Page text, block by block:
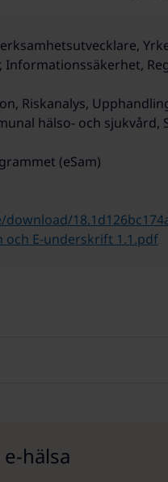
Informationssäkerhet,
Riskanalys,
hälso- och sjukvård,
(eSam)
och E-underskrift 1.1.pdf
hälsa